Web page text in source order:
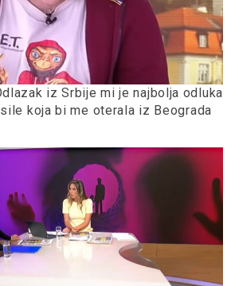
iz Srbije mi je najbolja odluka
koja bi me oterala iz Beograda